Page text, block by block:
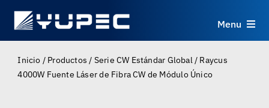
Menu
Productos
Inicio / Productos / Serie CW Estándar Global/ Raycus
4000W Fuente Láser de Fibra CW de Módulo Único